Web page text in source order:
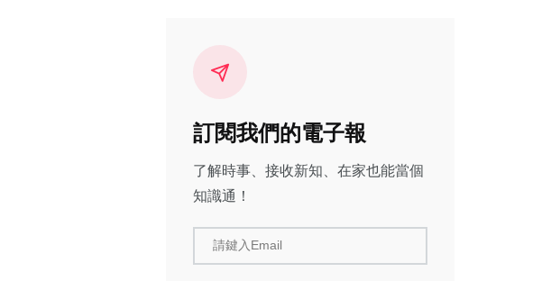
訂閱我們的電子報
了解時事、接收新知、在家也能當個
知識通！
請鍵入Email